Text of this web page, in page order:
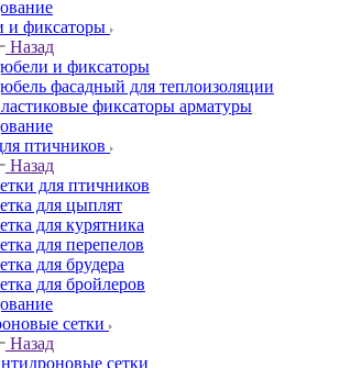
и фиксаторы
Назад
и фиксаторы
фасадный для теплоизоляции
фиксаторы арматуры
птичников
Назад
для птичников
для цыплят
для курятника
для перепелов
для брудера
для бройлеров
сетки
Назад
сетки